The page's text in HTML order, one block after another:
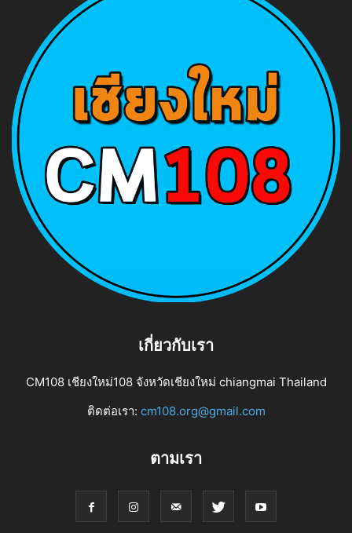
เกี่ยวกับเรา
CM108 เชียงใหม่108 จังหวัดเชียงใหม่ chiangmai Thailand
ติดต่อเรา: cm108.org@gmail.com
ตามเรา